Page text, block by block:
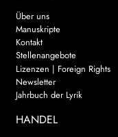
Über uns
Manuskripte
Kontakt
Stellenangebote
Lizenzen | Foreign Rights
Newsletter
Jahrbuch der Lyrik
HANDEL